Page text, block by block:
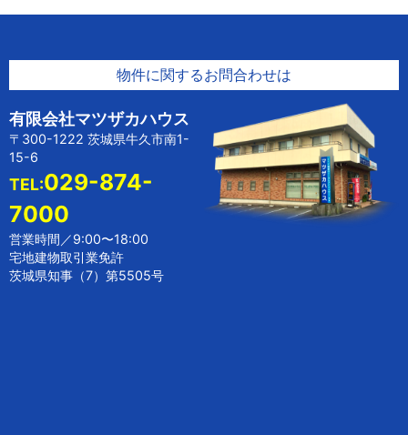
物件に関するお問合わせは
有限会社マツザカハウス
〒300-1222 茨城県牛久市南1-
15-6
TEL:029-874-
7000
営業時間／9:00〜18:00
宅地建物取引業免許
茨城県知事（7）第5505号